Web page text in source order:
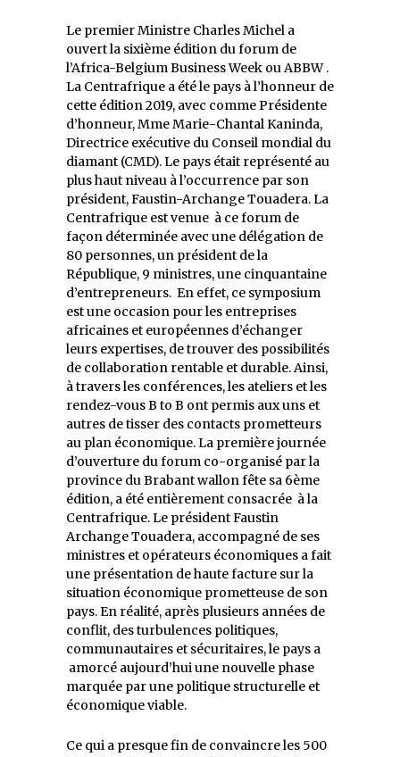
Le premier Ministre Charles Michel a
ouvert la sixième édition du forum de
l’Africa-Belgium Business Week ou ABBW .
La Centrafrique a été le pays à l’honneur de
cette édition 2019, avec comme Présidente
d’honneur, Mme Marie-Chantal Kaninda,
Directrice exécutive du Conseil mondial du
diamant (CMD). Le pays était représenté au
plus haut niveau à l’occurrence par son
président, Faustin-Archange Touadera. La
Centrafrique est venue à ce forum de
façon déterminée avec une délégation de
80 personnes, un président de la
République, 9 ministres, une cinquantaine
d’entrepreneurs. En effet, ce symposium
est une occasion pour les entreprises
africaines et européennes d’échanger
leurs expertises, de trouver des possibilités
de collaboration rentable et durable. Ainsi,
à travers les conférences, les ateliers et les
rendez-vous B to B ont permis aux uns et
autres de tisser des contacts prometteurs
au plan économique. La première journée
d’ouverture du forum co-organisé par la
province du Brabant wallon fête sa 6ème
édition, a été entièrement consacrée à la
Centrafrique. Le président Faustin
Archange Touadera, accompagné de ses
ministres et opérateurs économiques a fait
une présentation de haute facture sur la
situation économique prometteuse de son
pays. En réalité, après plusieurs années de
conflit, des turbulences politiques,
communautaires et sécuritaires, le pays a
amorcé aujourd’hui une nouvelle phase
marquée par une politique structurelle et
économique viable.
Ce qui a presque fin de convaincre les 500